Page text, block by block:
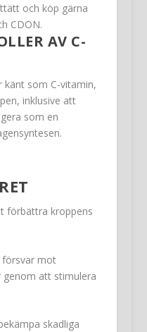
och köp gärna
CDON.
AV C-
känt som C-vitamin,
inklusive att
som en
förbättra kroppens
försvar mot
att stimulera
skadliga